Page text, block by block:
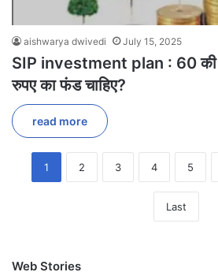
aishwarya dwivedi July 15, 2025
SIP investment plan : 60 की
रुपए का फंड चाहिए?
read more
1 2 3 4 5
Last
Web Stories